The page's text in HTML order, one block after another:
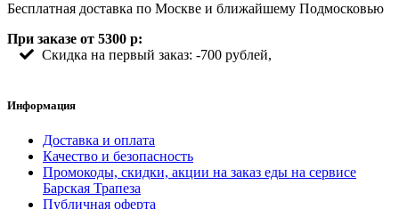
Бесплатная доставка по Москве и ближайшему Подмосковью
При заказе от 5300 р:
Скидка на первый заказ: -700 рублей,
Информация
Доставка и оплата
Качество и безопасность
Промокоды, скидки, акции на заказ еды на сервисе
Барская Трапеза
Публичная оферта